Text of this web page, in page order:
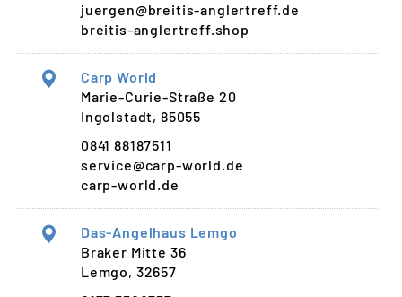
juergen@breitis-anglertreff.de
breitis-anglertreff.shop
Carp World
Marie-Curie-Straße 20
Ingolstadt, 85055
0841 88187511
service@carp-world.de
carp-world.de
Das-Angelhaus Lemgo
Braker Mitte 36
Lemgo, 32657